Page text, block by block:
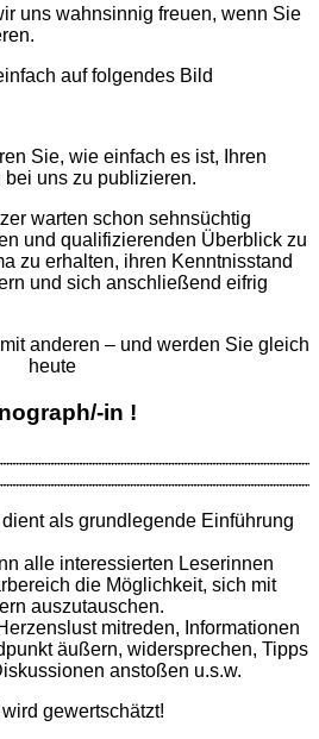
uns wahnsinnig freuen, wenn Sie
auf folgendes Bild
Sie, wie einfach es ist, Ihren
bei uns zu publizieren.
warten schon sehnsüchtig
und qualifizierenden Überblick zu
zu erhalten, ihren Kenntnisstand
und sich anschließend eifrig
anderen – und werden Sie gleich
heute
in !
dient als grund­legende Ein­führung
alle interessierten Leserinnen
die Möglichkeit, sich mit
aus­zu­tauschen.
mitreden, Informationen
äußern, widersprechen, Tipps
anstoßen u.s.w.
gewertschätzt!